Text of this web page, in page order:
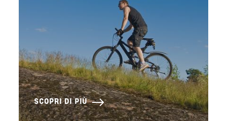
SCOPRI DI PIÙ